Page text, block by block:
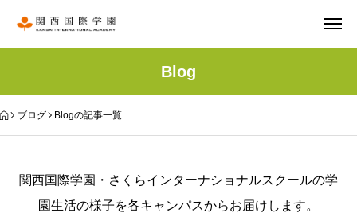
Blog
ブログ Blogの記事一覧
関西国際学園・さくらインターナショナルスクールの学
園生活の様子を各キャンパスからお届けします。